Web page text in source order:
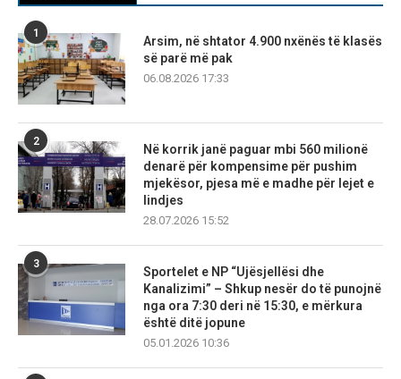
1
Arsim, në shtator 4.900 nxënës të klasës
së parë më pak
06.08.2026 17:33
2
Në korrik janë paguar mbi 560 milionë
denarë për kompensime për pushim
mjekësor, pjesa më e madhe për lejet e
lindjes
28.07.2026 15:52
3
Sportelet e NP “Ujësjellësi dhe
Kanalizimi” – Shkup nesër do të punojnë
nga ora 7:30 deri në 15:30, e mërkura
është ditë jopune
05.01.2026 10:36